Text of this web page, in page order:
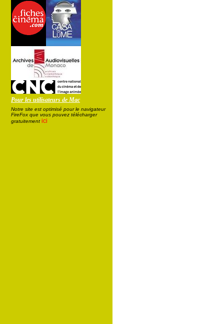
Pour les utilisateurs de Mac
Notre site est optimisé pour le navigateur
FireFox que vous pouvez télécharger
gratuitement ici